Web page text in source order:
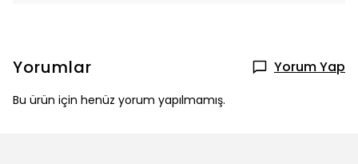
Yorumlar Yorum Yap
Bu ürün için henüz yorum yapılmamış.